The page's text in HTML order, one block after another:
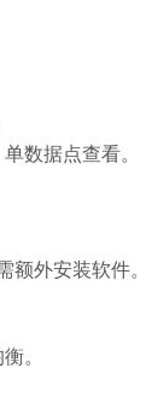
数据点查看。
额外安装软件。
。